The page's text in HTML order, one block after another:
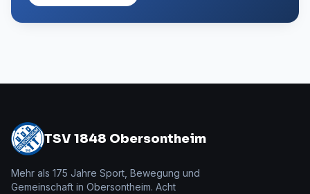
TSV 1848 Obersontheim
Mehr als 175 Jahre Sport, Bewegung und
Gemeinschaft in Obersontheim. Acht